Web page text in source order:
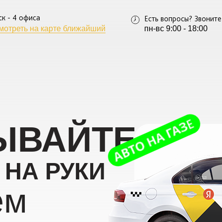
НА РУКИ
- 4 офиса
на карте ближайший
Есть вопросы?
пн-вс 9:00 - 18:00
НА РУКИ